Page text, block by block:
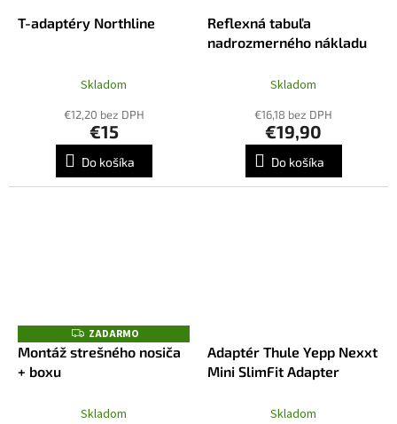
T-adaptéry Northline
Skladom
€12,20 bez DPH
€15
Do košíka
Reflexná tabuľa
nadrozmerného nákladu
Skladom
€16,18 bez DPH
€19,90
Do košíka
Z
A
D
O
ZADARMO
Montáž strešného nosiča
+ boxu
Skladom
Adaptér Thule Yepp Nexxt
Mini SlimFit Adapter
Skladom